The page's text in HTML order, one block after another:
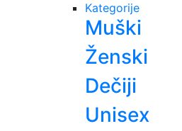
Kategorije
Muški
Ženski
Dečiji
Unisex